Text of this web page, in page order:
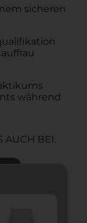
sicheren
während
AUCH BEI: